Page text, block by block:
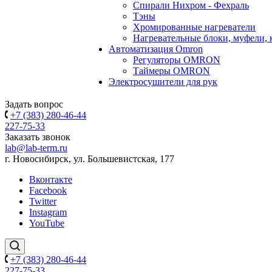
Спирали Нихром - Фехраль
Тэны
Хромированные нагреватели
Нагревательные блоки, муфели,
Автоматизация Omron
Регуляторы OMRON
Таймеры OMRON
Электросушители для рук
Задать вопрос
+7 (383) 280-46-44
227-75-33
Заказать звонок
lab@lab-term.ru
г. Новосибирск, ул. Большевистская, 177
Вконтакте
Facebook
Twitter
Instagram
YouTube
+7 (383) 280-46-44